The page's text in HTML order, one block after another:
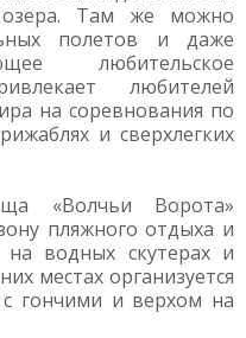
Там же можно
полетов и даже
любительское
любителей
на соревнования по
и сверхлегких
«Волчьи Ворота»
пляжного отдыха и
водных скутерах и
местах организуется
гончими и верхом на